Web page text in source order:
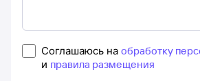
Соглашаюсь на обработку
и правила размещения